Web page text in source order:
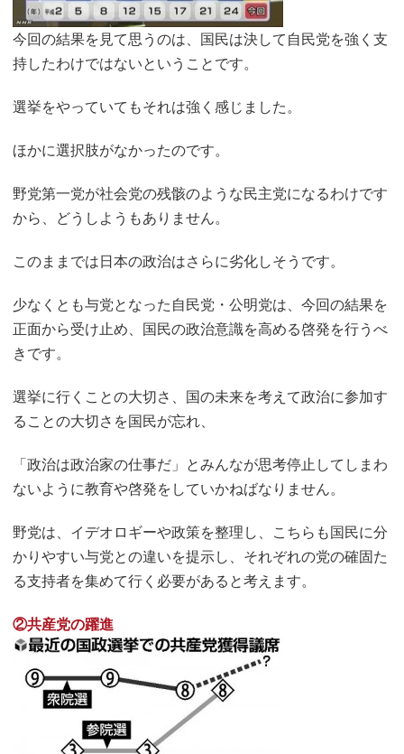
今回の結果を見て思うのは、国民は決して自民党を強く支
持したわけではないということです。
選挙をやっていてもそれは強く感じました。
ほかに選択肢がなかったのです。
野党第一党が社会党の残骸のような民主党になるわけです
から、どうしようもありません。
このままでは日本の政治はさらに劣化しそうです。
少なくとも与党となった自民党・公明党は、今回の結果を
正面から受け止め、国民の政治意識を高める啓発を行うべ
きです。
選挙に行くことの大切さ、国の未来を考えて政治に参加す
ることの大切さを国民が忘れ、
「政治は政治家の仕事だ」とみんなが思考停止してしまわ
ないように教育や啓発をしていかねばなりません。
野党は、イデオロギーや政策を整理し、こちらも国民に分
かりやすい与党との違いを提示し、それぞれの党の確固た
る支持者を集めて行く必要があると考えます。
②共産党の躍進